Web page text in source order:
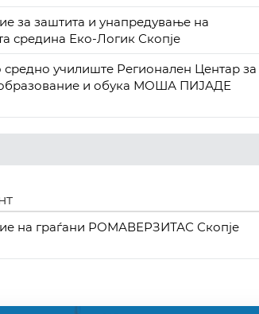
за заштита и унапредување на
средина Еко-Логик Скопје
училиште Регионален Центар за
и обука МОША ПИЈАДЕ
на граѓани РОМАВЕРЗИТАС Скопје